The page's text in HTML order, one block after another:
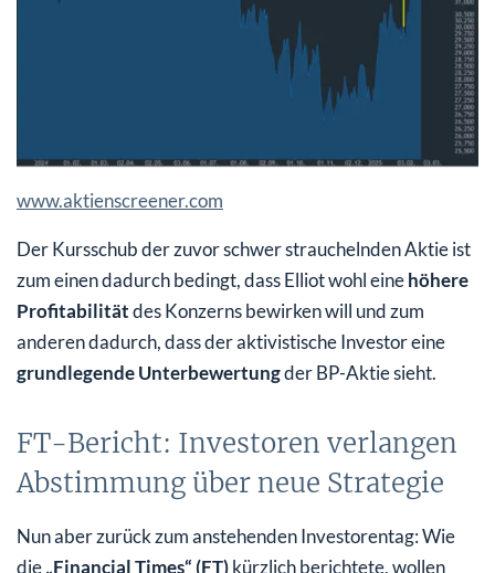
www.aktienscreener.com
Der Kursschub der zuvor schwer strauchelnden Aktie ist
zum einen dadurch bedingt, dass Elliot wohl einehöhere
Profitabilitätdes Konzerns bewirken will und zum
anderen dadurch, dass der aktivistische Investor eine
grundlegende Unterbewertungder BP-Aktie sieht.
FT-Bericht: Investoren verlangen
Abstimmung über neue Strategie
Nun aber zurück zum anstehenden Investorentag: Wie
die„Financial Times“ (FT)kürzlich berichtete, wollen